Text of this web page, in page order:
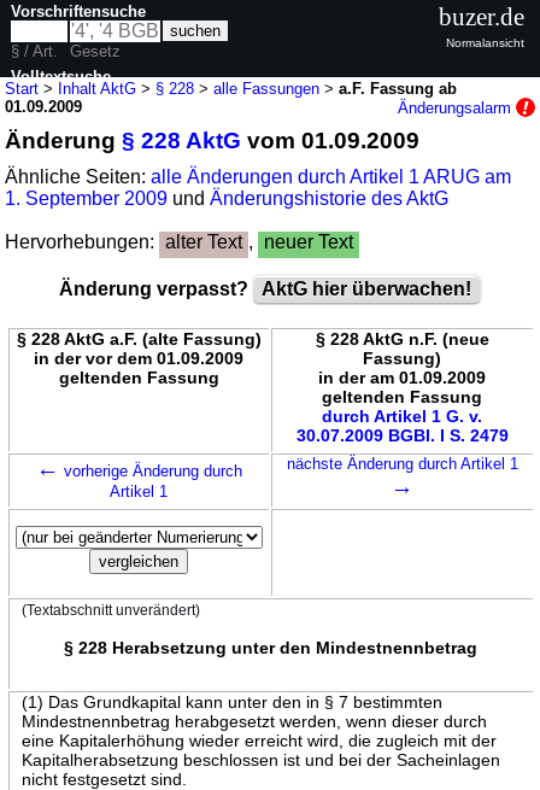
Start > Inhalt AktG > § 228 >alle Fassungen >a.F. Fassung ab
01.09.2009
Änderungsalarm
Änderung§ 228 AktG vom 01.09.2009
Ähnliche Seiten:alle Änderungen durch Artikel 1 ARUG am
1. September 2009 undÄnderungshistorie des AktG
Hervorhebungen: alter Text , neuer Text
Änderung verpasst? AktG hier überwachen!
§ 228 AktG a.F. (alte Fassung)
in der vor dem 01.09.2009
geltenden Fassung
§ 228 AktG n.F. (neue
Fassung)
in der am 01.09.2009
geltenden Fassung
durch Artikel 1 G. v.
30.07.2009 BGBl. I S. 2479
← vorherige Änderung durch
Artikel 1
nächste Änderung durch Artikel 1
→
(Textabschnitt unverändert)
§ 228 Herabsetzung unter den Mindestnennbetrag
(1) Das Grundkapital kann unter den in § 7 bestimmten
Mindestnennbetrag herabgesetzt werden, wenn dieser durch
eine Kapitalerhöhung wieder erreicht wird, die zugleich mit der
Kapitalherabsetzung beschlossen ist und bei der Sacheinlagen
nicht festgesetzt sind.
Vorschriftensuche
§ / Art.
Gesetz
Volltextsuche
buzer.de
Normalansicht